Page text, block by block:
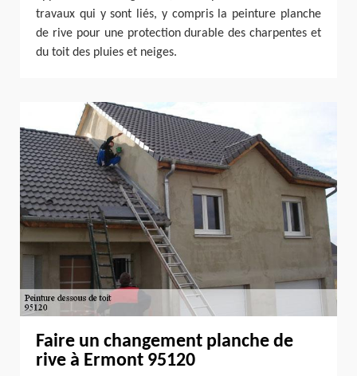
travaux qui y sont liés, y compris la peinture planche
de rive pour une protection durable des charpentes et
du toit des pluies et neiges.
Faire un changement planche de
rive à Ermont 95120